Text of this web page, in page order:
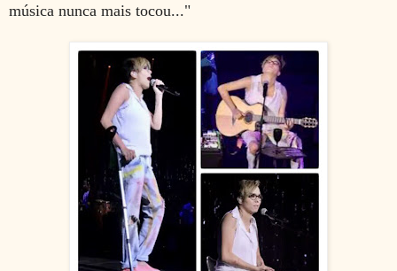
música nunca mais tocou..."